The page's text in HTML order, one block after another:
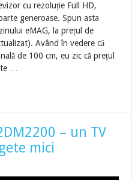
cu rezoluție Full HD,
generoase. Spun asta
eMAG, la prețul de
Având în vedere că
de 100 cm, eu zic că prețul
…
– un TV
mici